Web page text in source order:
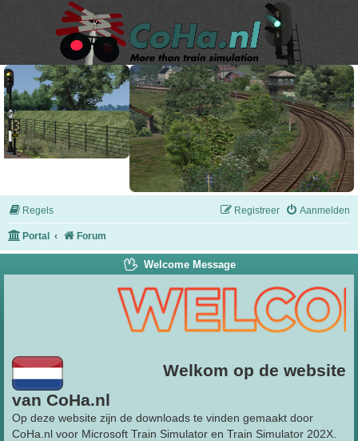
Regels Aanmelden
Registreer
Portal Forum
Welcome Message
Welkom op de website
van CoHa.nl
Op deze website zijn de downloads te vinden gemaakt door
CoHa.nl voor Microsoft Train Simulator en Train Simulator 202X.